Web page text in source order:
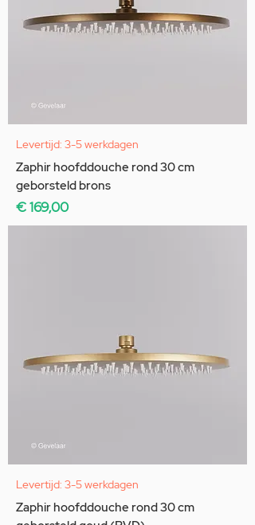
Levertijd: 3-5 werkdagen
Zaphir hoofddouche rond 30 cm
geborsteld brons
Prijs
€ 169,00
Levertijd: 3-5 werkdagen
Zaphir hoofddouche rond 30 cm